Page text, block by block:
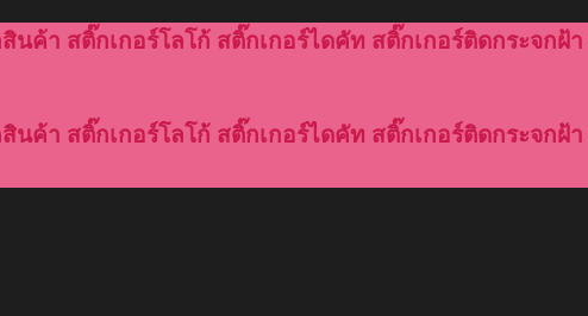
นค้า สติ๊กเกอร์โลโก้ สติ๊กเกอร์ไดคัท สติ๊กเกอร์ติดกระจก
นค้า สติ๊กเกอร์โลโก้ สติ๊กเกอร์ไดคัท สติ๊กเกอร์ติดกระจก